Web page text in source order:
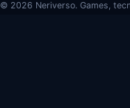
© 2026 Neriverso. Games,